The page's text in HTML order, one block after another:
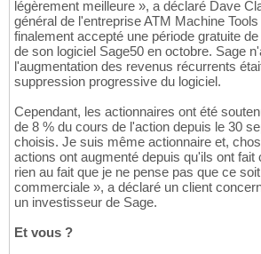
légèrement meilleure », a déclaré Dave
général de l'entreprise ATM Machine
finalement accepté une période gratuite
de son logiciel Sage50 en octobre. Sage
l'augmentation des revenus récurrents
suppression progressive du logiciel.
Cependant, les actionnaires ont été
de 8 % du cours de l'action depuis le 30
choisis. Je suis même actionnaire et,
actions ont augmenté depuis qu'ils ont fait
rien au fait que je ne pense pas que ce
commerciale », a déclaré un client
un investisseur de Sage.
Et vous ?